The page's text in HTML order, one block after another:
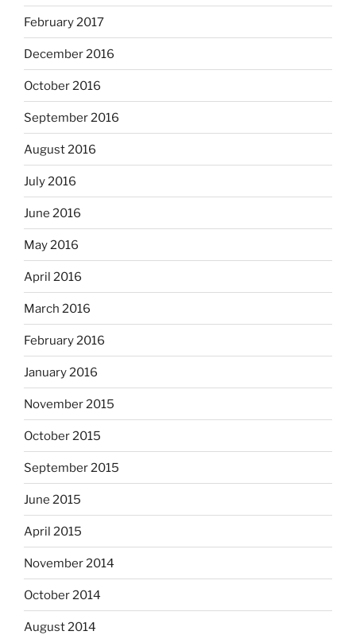
February 2017
December 2016
October 2016
September 2016
August 2016
July 2016
June 2016
May 2016
April 2016
March 2016
February 2016
January 2016
November 2015
October 2015
September 2015
June 2015
April 2015
November 2014
October 2014
August 2014